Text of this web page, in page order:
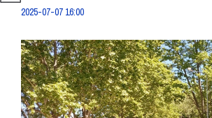
2025-07-07 16:00